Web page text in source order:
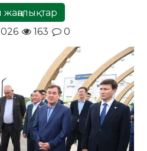
жаңалықтар
163 0